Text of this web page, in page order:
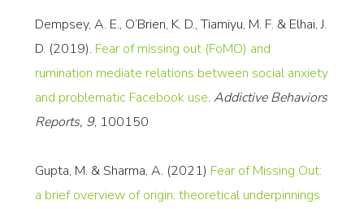
Dempsey, A. E., O’Brien, K. D., Tiamiyu, M. F. & Elhai, J.
D. (2019). Fear of missing out (FoMO) and
rumination mediate relations between social anxiety
and problematic Facebook use. Addictive Behaviors
Reports, 9, 100150
Gupta, M. & Sharma, A. (2021) Fear of Missing Out:
a brief overview of origin, theoretical underpinnings